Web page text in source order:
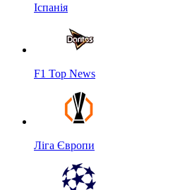
Іспанія
F1 Top News
Ліга Європи